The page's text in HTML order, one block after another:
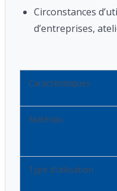
Circonstances
d’entreprises,
Caractéristiques
Matériau
Type d'utilisation